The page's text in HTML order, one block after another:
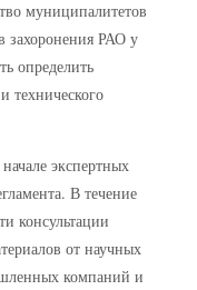
муниципалитетов
захоронения РАО у
определить
технического
экспертных
В течение
консультации
от научных
компаний и